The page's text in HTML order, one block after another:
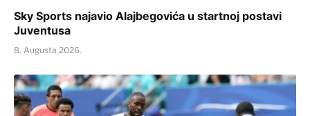
Sky Sports najavio Alajbegovića u startnoj postavi
Juventusa
8. Augusta 2026.